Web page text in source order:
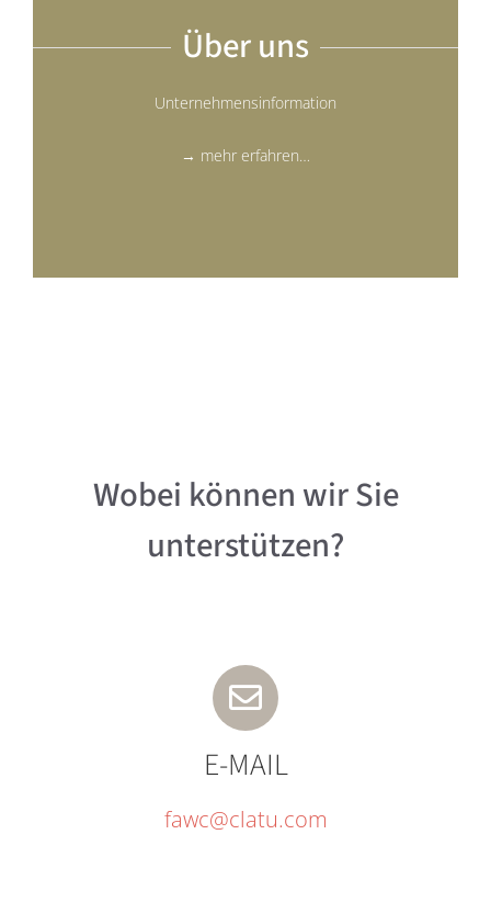
Über uns
Unternehmensinformation
→ mehr erfahren…
Wobei können wir Sie
unterstützen?
E-MAIL
fawc@clatu.com